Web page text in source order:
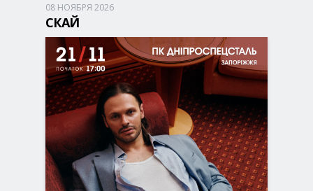
450 - 1 250 грн
БИЛЕТЫ
08 НОЯБРЯ 2026
СКАЙ